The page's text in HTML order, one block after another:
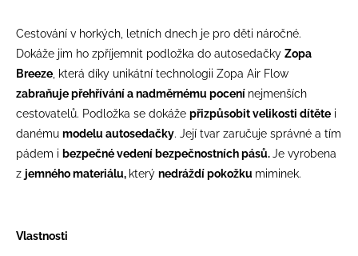
Cestování v horkých, letních dnech je pro děti náročné.
Dokáže jim ho zpříjemnit podložka do autosedačky Zopa
Breeze , která díky unikátní technologii Zopa Air Flow
zabraňuje přehřívání a nadměrnému pocení nejmenších
cestovatelů. Podložka se dokáže přizpůsobit velikosti dítěte i
danému modelu autosedačky. Její tvar zaručuje správné a tím
pádem i bezpečné vedení bezpečnostních pásů.Je vyrobena
z jemného materiálu, který nedráždí pokožku miminek.
Vlastnosti